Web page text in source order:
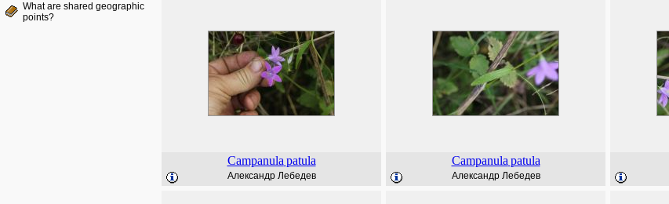
What are shared geographic
points?
Campanula patula
Александр Лебедев
Campanula patula
Александр Лебедев